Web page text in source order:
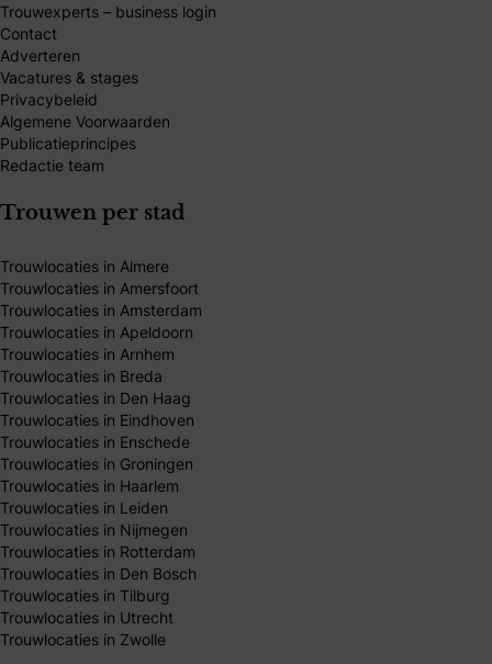
Trouwexperts – business login
Contact
Adverteren
Vacatures & stages
Privacybeleid
Algemene Voorwaarden
Publicatieprincipes
Redactie team
Trouwen per stad
Trouwlocaties in Almere
Trouwlocaties in Amersfoort
Trouwlocaties in Amsterdam
Trouwlocaties in Apeldoorn
Trouwlocaties in Arnhem
Trouwlocaties in Breda
Trouwlocaties in Den Haag
Trouwlocaties in Eindhoven
Trouwlocaties in Enschede
Trouwlocaties in Groningen
Trouwlocaties in Haarlem
Trouwlocaties in Leiden
Trouwlocaties in Nijmegen
Trouwlocaties in Rotterdam
Trouwlocaties in Den Bosch
Trouwlocaties in Tilburg
Trouwlocaties in Utrecht
Trouwlocaties in Zwolle